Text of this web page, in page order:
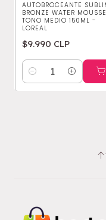
AUTOBROCEANTE
BRONZE WATER MOUSSE
TONO MEDIO 150ML -
LOREAL
$9.990 CLP
Cantidad